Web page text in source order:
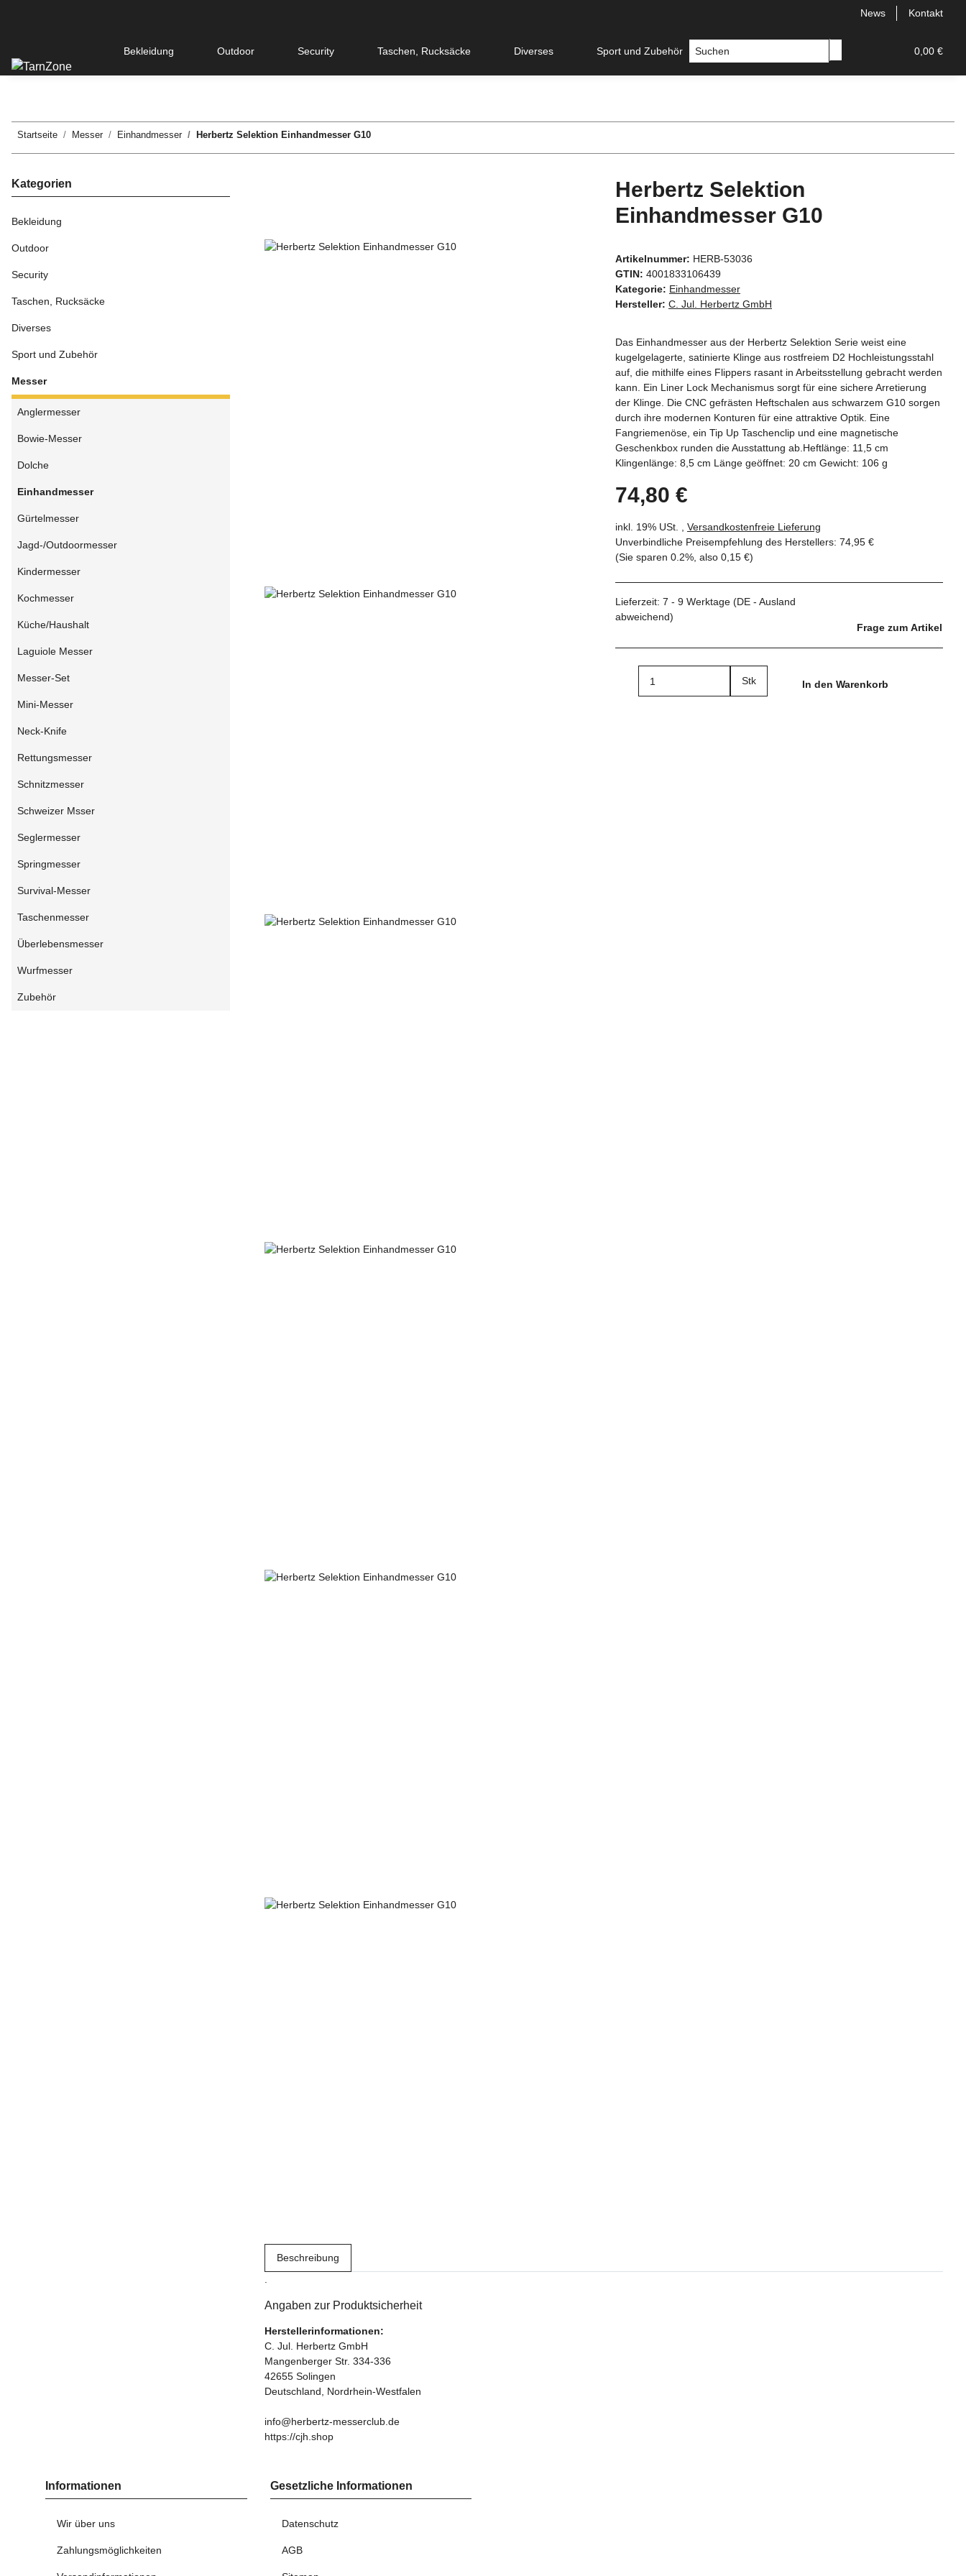
News Kontakt
0,00 €
Bekleidung Outdoor Security Taschen, Rucksäcke Diverses Sport und Zubehör Messer
Startseite Messer Einhandmesser Herbertz Selektion Einhandmesser G10
Herbertz Selektion
Einhandmesser G10
Artikelnummer: HERB-53036
GTIN: 4001833106439
Kategorie: Einhandmesser
Hersteller: C. Jul. Herbertz GmbH
Das Einhandmesser aus der Herbertz Selektion Serie weist eine
kugelgelagerte, satinierte Klinge aus rostfreiem D2 Hochleistungsstahl
auf, die mithilfe eines Flippers rasant in Arbeitsstellung gebracht werden
kann. Ein Liner Lock Mechanismus sorgt für eine sichere Arretierung
der Klinge. Die CNC gefrästen Heftschalen aus schwarzem G10 sorgen
durch ihre modernen Konturen für eine attraktive Optik. Eine
Fangriemenöse, ein Tip Up Taschenclip und eine magnetische
Geschenkbox runden die Ausstattung ab.Heftlänge: 11,5 cm
Klingenlänge: 8,5 cm Länge geöffnet: 20 cm Gewicht: 106 g
74,80 €
inkl. 19% USt. , Versandkostenfreie Lieferung
Unverbindliche Preisempfehlung des Herstellers: 74,95 €
(Sie sparen 0.2% , also 0,15 €)
Lieferzeit: 7 - 9 Werktage (DE - Ausland
abweichend)
Frage zum Artikel
Stk In den Warenkorb
Beschreibung
Angaben zur Produktsicherheit
Herstellerinformationen:
C. Jul. Herbertz GmbH
Mangenberger Str. 334-336
42655 Solingen
Deutschland, Nordrhein-Westfalen
info@herbertz-messerclub.de
https://cjh.shop
Kategorien
Bekleidung
Outdoor
Security
Taschen, Rucksäcke
Diverses
Sport und Zubehör
Messer
Anglermesser
Bowie-Messer
Dolche
Einhandmesser
Gürtelmesser
Jagd-/Outdoormesser
Kindermesser
Kochmesser
Küche/Haushalt
Laguiole Messer
Messer-Set
Mini-Messer
Neck-Knife
Rettungsmesser
Schnitzmesser
Schweizer Msser
Seglermesser
Springmesser
Survival-Messer
Taschenmesser
Überlebensmesser
Wurfmesser
Zubehör
Informationen
Wir über uns
Zahlungsmöglichkeiten
Gesetzliche Informationen
Datenschutz
AGB